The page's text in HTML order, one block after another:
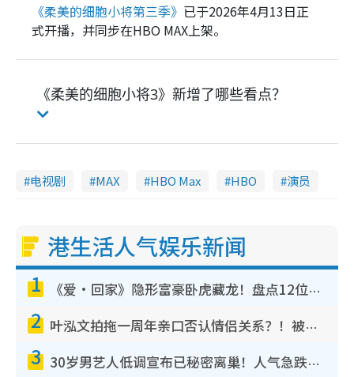
《柔美的细胞小将第三季》 已于2026年4月13日正
式开播，并同步在HBO MAX上架。
《柔美的细胞小将3》新增了哪些看点？
电视剧 MAX HBO Max HBO 演员
港生活人气娱乐新闻
1 《爱·回家》隐形富豪卧虎藏龙！盘点12位财气逼人的有钱艺人：这位美女3亿身家不愁做
2 叶泓文拍拖一周年亲口否认情侣关系？！被质疑感情造假竟称GM“普通同事”
3 30岁男艺人低调宣布已秘密离巢！人气急跌变失踪人口：“这几年过得并不容易”